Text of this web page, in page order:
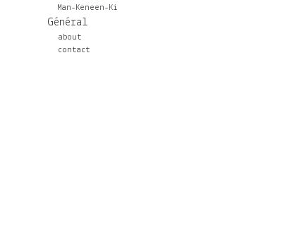
Man-Keneen-Ki
Général
about
contact